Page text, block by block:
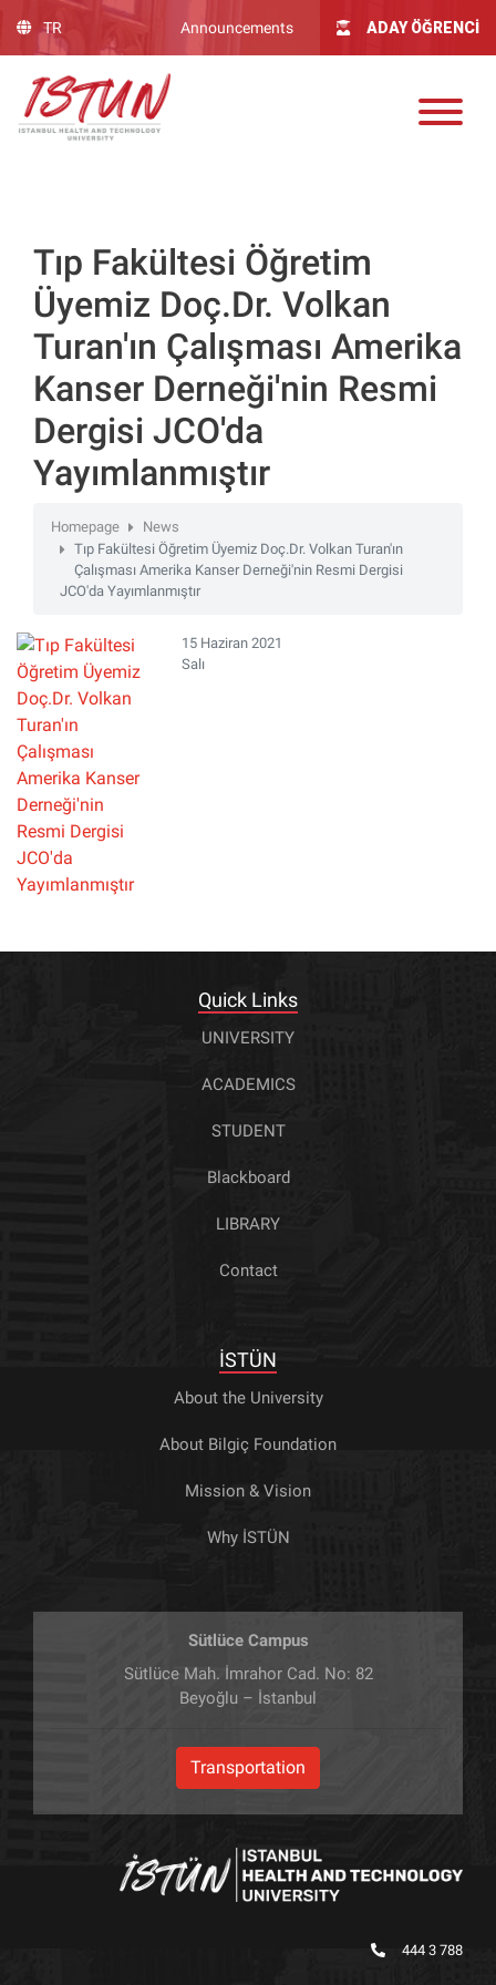
dikkat:
web
sitesinde,
erişilebilirliği
BiClick"
sistemi
bulunur.
TR Announcements ADAY ÖĞRENCİ
Tıp Fakültesi Öğretim
Üyemiz Doç.Dr. Volkan
Turan'ın Çalışması Amerika
Kanser Derneği'nin Resmi
Dergisi JCO'da
Yayımlanmıştır
Homepage
News
Tıp Fakültesi Öğretim Üyemiz Doç.Dr. Volkan Turan'ın
Çalışması Amerika Kanser Derneği'nin Resmi Dergisi
JCO'da Yayımlanmıştır
15 Haziran 2021
Salı
Quick Links
UNIVERSITY
ACADEMICS
STUDENT
Blackboard
LIBRARY
Contact
İSTÜN
About the University
About Bilgiç Foundation
Mission & Vision
Why İSTÜN
Sütlüce Campus
Sütlüce Mah. İmrahor Cad. No: 82
Beyoğlu – İstanbul
Transportation
444 3 788